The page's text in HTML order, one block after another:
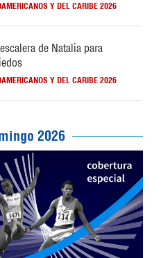
Y DEL CARIBE 2026
de Natalia para
Y DEL CARIBE 2026
2026